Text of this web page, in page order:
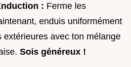
: Ferme les
enduis uniformément
extérieures avec ton mélange
Sois généreux !